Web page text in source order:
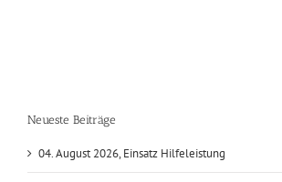
Neueste Beiträge
04. August 2026, Einsatz Hilfeleistung